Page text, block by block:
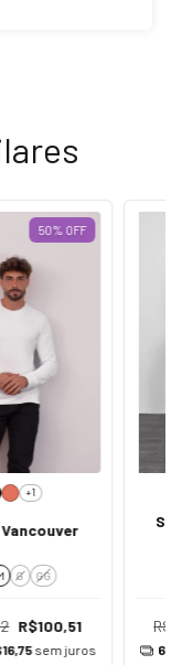
50% OFF
+1
G GG
R$100,51
sem juros 6